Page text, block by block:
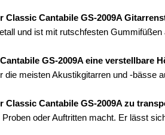
Classic Cantabile GS-2009A
und ist mit rutschfesten
GS-2009A eine verstellbare
die meisten Akustikgitarren und -bässe
Classic Cantabile GS-2009A zu
oder Auftritten macht. Er lässt